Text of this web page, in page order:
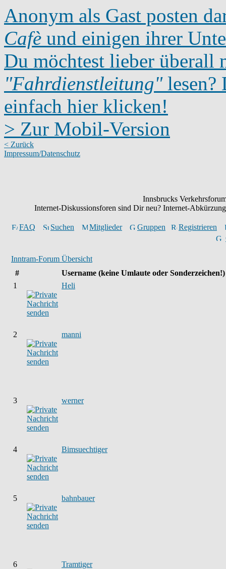
Anonym als Gast posten
Cafè und einigen ihrer
Du möchtest lieber überall
"Fahrdienstleitung"lesen?
einfach hier klicken!
> Zur Mobil-Version
< Zurück
Impressum/Datenschutz
Innsbrucks
Internet-Diskussionsforen sind Dir neu? Internet-
FAQ Suchen Mitglieder Gruppen
Registrieren
Inntram-Forum Übersicht
#
Username (keine Umlaute oder Sonderzeichen!)
1
Heli
2 manni
3 werner
4 Bimsuechtiger
5 bahnbauer
6 Tramtiger